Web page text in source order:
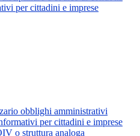
per cittadini e imprese
obblighi amministrativi
per cittadini e imprese
o struttura analoga